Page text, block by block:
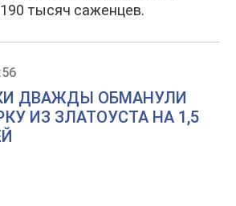
тысяч саженцев.
ДВАЖДЫ ОБМАНУЛИ
ИЗ ЗЛАТОУСТА НА 1,5